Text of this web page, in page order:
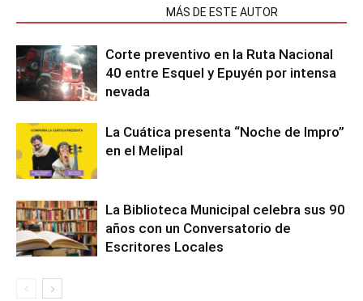
MÁS DE ESTE AUTOR
Corte preventivo en la Ruta Nacional
40 entre Esquel y Epuyén por intensa
nevada
La Cuática presenta “Noche de Impro”
en el Melipal
La Biblioteca Municipal celebra sus 90
años con un Conversatorio de
Escritores Locales